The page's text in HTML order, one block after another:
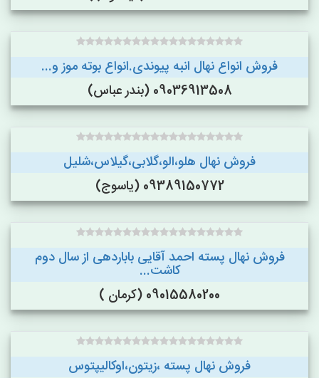
فروش انواع نهال انبه پیوندی.انواع بوته موز و...
09036913508 (بندر عباس)
فروش نهال هلو،الو،گلابی،گیلاس،شلیل
09389150772 (یاسوج)
فروش نهال پسته احمد آقایی باباردهی از سال دوم
کاشت...
09015580200 (کرمان )
فروش نهال پسته ،زیتون،اوکالیپتوس